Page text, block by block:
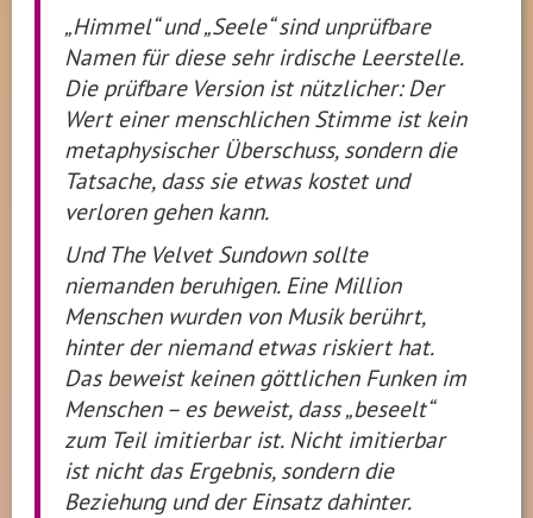
„Himmel“ und „Seele“ sind unprüfbare
Namen für diese sehr irdische Leerstelle.
Die prüfbare Version ist nützlicher: Der
Wert einer menschlichen Stimme ist kein
metaphysischer Überschuss, sondern die
Tatsache, dass sie etwas kostet und
verloren gehen kann.
Und The Velvet Sundownsollte
niemanden beruhigen. Eine Million
Menschen wurden von Musik berührt,
hinter der niemand etwas riskiert hat.
Das beweist keinen göttlichen Funken im
Menschen – es beweist, dass „beseelt“
zum Teil imitierbar ist. Nicht imitierbar
ist nicht das Ergebnis, sondern die
Beziehung und der Einsatz dahinter.